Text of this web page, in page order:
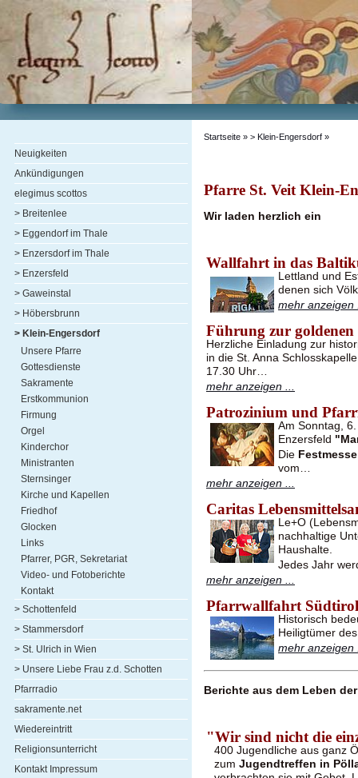
Neuigkeiten
Ankündigungen
elegimus scottos
> Breitenlee
> Eggendorf im Thale
> Enzersdorf im Thale
> Enzersfeld
> Gaweinstal
> Höbersbrunn
> Klein-Engersdorf
Unsere Pfarre
Gottesdienste
Sakramente
Erstkommunion
Firmung
Orgel
Kinderchor
Ministranten
Sternsinger
Kirche und Kapellen
Friedhof
Glocken
Links
Pfarrer, PGR, Sekretariat
Video- und Fotoberichte
Kontakt
> Schottenfeld
> Stammersdorf
> St. Ulrich in Wien
> Unsere Liebe Frau z.d. Schotten
Pfarrradio
sakramente.net
Wiedereintritt
Religionsunterricht
Kontakt Impressum
Startseite » > Klein-Engersdorf »
Pfarre St. Veit Klein-
Wir laden herzlich ein
Wallfahrt in das
Lettland und
denen sich
mehr anzeigen
Führung zur goldenen
Herzliche Einladung zur
in die St. Anna
17.30 Uhr…
mehr anzeigen ...
Patrozinium und
Am Sonntag,
Enzersfeld
Die Festmesse
vom…
mehr anzeigen ...
Caritas
Le+O
nachhaltige
Haushalte.
Jedes Jahr
mehr anzeigen ...
Pfarrwallfahrt Südtirol
Historisch
Heiligtümer
mehr anzeigen
Berichte aus dem Leben
"Wir sind nicht die
400 Jugendliche aus ganz
zum Jugendtreffen in